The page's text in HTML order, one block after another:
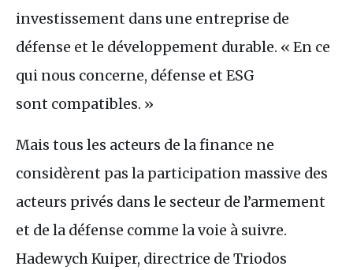
investissement dans une entreprise de
défense et le développement durable. « En ce
qui nous concerne, défense et ESG
sont compatibles. »
Mais tous les acteurs de la finance ne
considèrent pas la participation massive des
acteurs privés dans le secteur de l’armement
et de la défense comme la voie à suivre.
Hadewych Kuiper, directrice de Triodos